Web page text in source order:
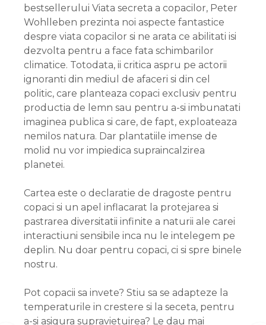
bestsellerului Viata secreta a copacilor, Peter
Wohlleben prezinta noi aspecte fantastice
despre viata copacilor si ne arata ce abilitati isi
dezvolta pentru a face fata schimbarilor
climatice. Totodata, ii critica aspru pe actorii
ignoranti din mediul de afaceri si din cel
politic, care planteaza copaci exclusiv pentru
productia de lemn sau pentru a-si imbunatati
imaginea publica si care, de fapt, exploateaza
nemilos natura. Dar plantatiile imense de
molid nu vor impiedica supraincalzirea
planetei.
Cartea este o declaratie de dragoste pentru
copaci si un apel inflacarat la protejarea si
pastrarea diversitatii infinite a naturii ale carei
interactiuni sensibile inca nu le intelegem pe
deplin. Nu doar pentru copaci, ci si spre binele
nostru.
Pot copacii sa invete? Stiu sa se adapteze la
temperaturile in crestere si la seceta, pentru
a-si asigura supravietuirea? Le dau mai